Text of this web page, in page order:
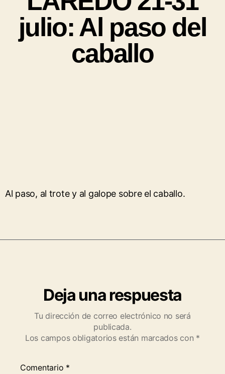
julio: Al paso del
caballo
Al paso, al trote y al galope sobre el caballo.
Deja una respuesta
Tu dirección de correo electrónico no será
publicada.
Los campos obligatorios están marcados con *
Comentario *